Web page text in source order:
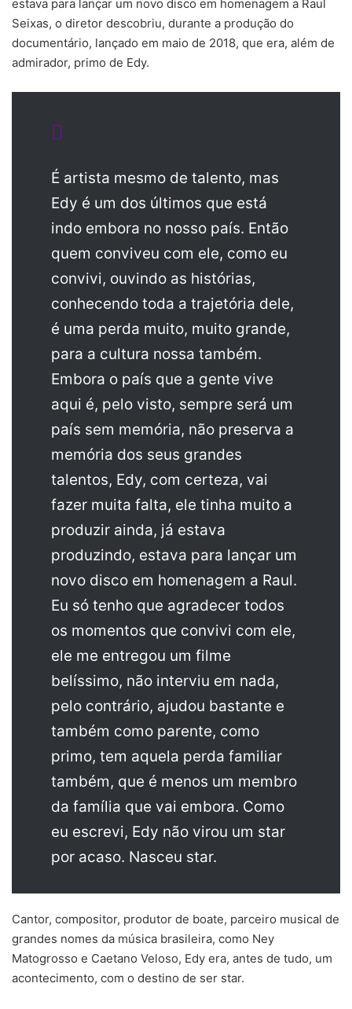
estava para lançar um novo disco em homenagem a Raul
Seixas, o diretor descobriu, durante a produção do
documentário, lançado em maio de 2018, que era, além de
admirador, primo de Edy.
É artista mesmo de talento, mas
Edy é um dos últimos que está
indo embora no nosso país. Então
quem conviveu com ele, como eu
convivi, ouvindo as histórias,
conhecendo toda a trajetória dele,
é uma perda muito, muito grande,
para a cultura nossa também.
Embora o país que a gente vive
aqui é, pelo visto, sempre será um
país sem memória, não preserva a
memória dos seus grandes
talentos, Edy, com certeza, vai
fazer muita falta, ele tinha muito a
produzir ainda, já estava
produzindo, estava para lançar um
novo disco em homenagem a Raul.
Eu só tenho que agradecer todos
os momentos que convivi com ele,
ele me entregou um filme
belíssimo, não interviu em nada,
pelo contrário, ajudou bastante e
também como parente, como
primo, tem aquela perda familiar
também, que é menos um membro
da família que vai embora. Como
eu escrevi, Edy não virou um star
por acaso. Nasceu star.
Cantor, compositor, produtor de boate, parceiro musical de
grandes nomes da música brasileira, como Ney
Matogrosso e Caetano Veloso, Edy era, antes de tudo, um
acontecimento, com o destino de ser star.